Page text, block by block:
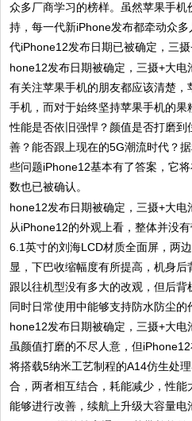
众多厂商学习的榜样。虽然苹果手
持，每一代新iPhone发布都牵动众
代iPhone12发布日期已被确定，三
有关注苹果手机的朋友都应该清楚
手机，而对于始终坚持苹果手机的
性能是否依旧强悍？颜值是否打磨
善？能否跟上现在的5G潮流时代？
些问题iPhone12基本有了答案，它
数也已被确认。
从iPhone12的外观上看，整体并没
6.1英寸的刘海LCD材质全面屏，两
显，下巴收缩幅度有所提高，机身
跟以往机型没有多大的改观，但后背
同时日常使用中能够支持防水防尘的
虽颜值打磨的不尽人意，但
将搭载5纳米工艺制程的A14仿生处
合，两者相互结合，耗能减少，性
能够进行改善，续航上升级大容量电